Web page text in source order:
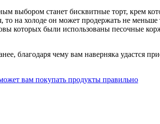
выбором станет бисквитные торт, крем
то на холоде он может продержать не
были использованы песочные
благодаря чему вам наверняка удастся
вам покупать продукты правильно